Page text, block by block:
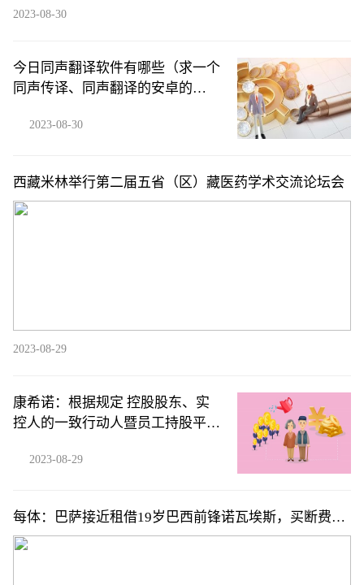
2023-08-30
今日同声翻译软件有哪些（求一个
同声传译、同声翻译的安卓的
2023-08-30
西藏米林举行第二届五省（区）藏医药学术交流论坛会
2023-08-29
康希诺：根据规定 控股股东、实
控人的一致行动人暨员工持股平台
2023-08-29
每体：巴萨接近租借19岁巴西前锋诺瓦埃斯，买断费
300-400万欧